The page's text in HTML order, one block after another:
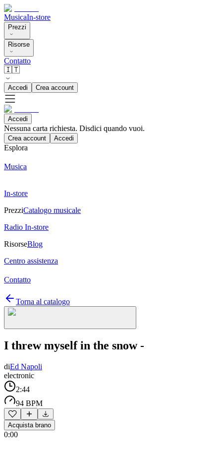
MusicaIn-store
Prezzi
Risorse
Contatto
🇮🇹
Accedi Crea account
Accedi
Nessuna carta richiesta. Disdici quando vuoi.
Crea account Accedi
Esplora
Musica
In-store
PrezziCatalogo musicale
Radio In-store
RisorseBlog
Centro assistenza
Contatto
Torna al catalogo
I threw myself in the snow -
diEd Napoli
electronic
2:44
94 BPM
Acquista brano
0:00